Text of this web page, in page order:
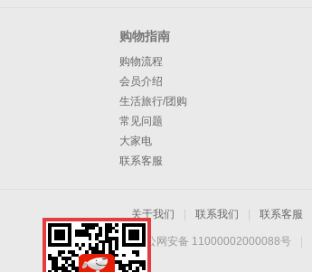
购物指南
购物流程
会员介绍
生活旅行/团购
常见问题
大家电
联系客服
关于我们 联系我们 联系客服
京公网安备 11000002000088号